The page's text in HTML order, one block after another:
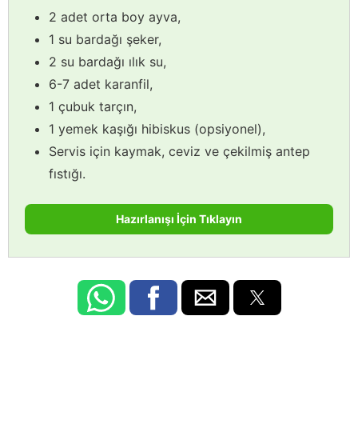
2 adet orta boy ayva,
1 su bardağı şeker,
2 su bardağı ılık su,
6-7 adet karanfil,
1 çubuk tarçın,
1 yemek kaşığı hibiskus (opsiyonel),
Servis için kaymak, ceviz ve çekilmiş antep
fıstığı.
Hazırlanışı İçin Tıklayın